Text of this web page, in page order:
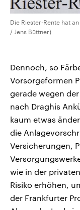
Die Riester-Rente hat
/ Jens Büttner)
Dennoch, so
Vorsorgeformen
gerade wegen
nach Draghis
kaum etwas
die
Versicherungen,
wie in der
Risiko erhöhen,
der Frankfurter